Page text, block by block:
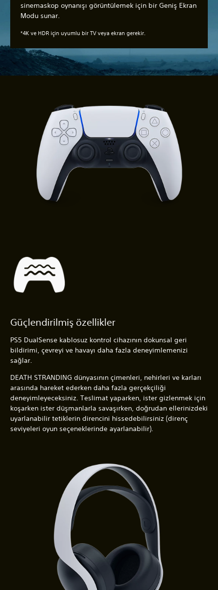
sinemaskop oynanışı görüntülemek için bir Geniş Ekran
Modu sunar.
*4K ve HDR için uyumlu bir TV veya ekran gerekir.
Güçlendirilmiş özellikler
PS5 DualSense kablosuz kontrol cihazının dokunsal geri
bildirimi, çevreyi ve havayı daha fazla deneyimlemenizi
sağlar.
DEATH STRANDING dünyasının çimenleri, nehirleri ve karları
arasında hareket ederken daha fazla gerçekçiliği
deneyimleyeceksiniz. Teslimat yaparken, ister gizlenmek için
koşarken ister düşmanlarla savaşırken, doğrudan ellerinizdeki
uyarlanabilir tetiklerin direncini hissedebilirsiniz (direnç
seviyeleri oyun seçeneklerinde ayarlanabilir).